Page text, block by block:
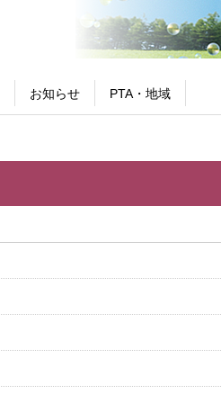
お知らせ PTA・地域